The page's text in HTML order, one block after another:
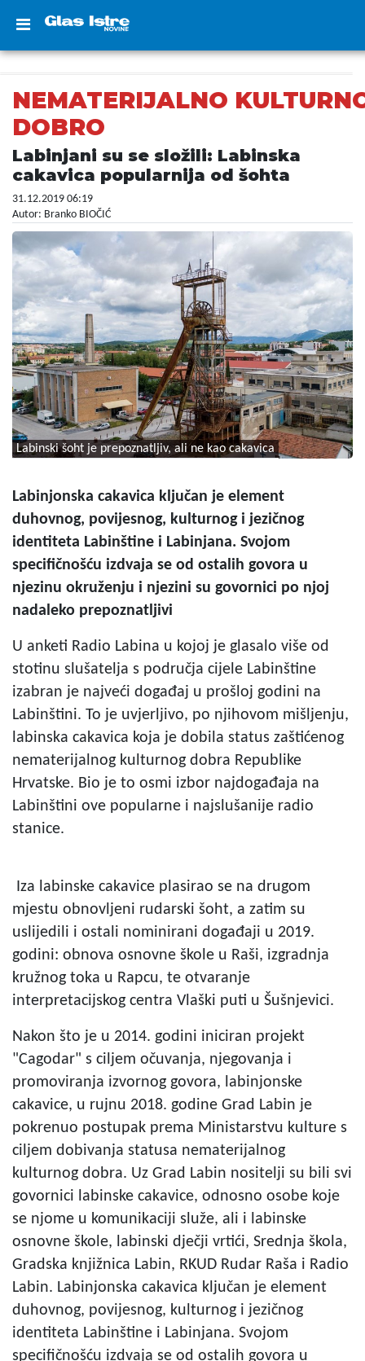
NEMATERIJALNO
DOBRO
Labinjani su se složili: Labinska
cakavica popularnija od šohta
31.12.2019 06:19
Autor: Branko BIOČIĆ
Labinski šoht je prepoznatljiv, ali ne kao cakavica
Labinjonska cakavica ključan je element
duhovnog, povijesnog, kulturnog i jezičnog
identiteta Labinštine i Labinjana. Svojom
specifičnošću izdvaja se od ostalih govora u
njezinu okruženju i njezini su govornici po njoj
nadaleko prepoznatljivi
U anketi Radio Labina u kojoj je glasalo više od
stotinu slušatelja s područja cijele Labinštine
izabran je najveći događaj u prošloj godini na
Labinštini. To je uvjerljivo, po njihovom mišljenju,
labinska cakavica koja je dobila status zaštićenog
nematerijalnog kulturnog dobra Republike
Hrvatske. Bio je to osmi izbor najdogađaja na
Labinštini ove popularne i najslušanije radio
stanice.
Iza labinske cakavice plasirao se na drugom
mjestu obnovljeni rudarski šoht, a zatim su
uslijedili i ostali nominirani događaji u 2019.
godini: obnova osnovne škole u Raši, izgradnja
kružnog toka u Rapcu, te otvaranje
interpretacijskog centra Vlaški puti u Šušnjevici.
Nakon što je u 2014. godini iniciran projekt
"Cagodar" s ciljem očuvanja, njegovanja i
promoviranja izvornog govora, labinjonske
cakavice, u rujnu 2018. godine Grad Labin je
pokrenuo postupak prema Ministarstvu kulture s
ciljem dobivanja statusa nematerijalnog
kulturnog dobra. Uz Grad Labin nositelji su bili svi
govornici labinske cakavice, odnosno osobe koje
se njome u komunikaciji služe, ali i labinske
osnovne škole, labinski dječji vrtići, Srednja škola,
Gradska knjižnica Labin, RKUD Rudar Raša i Radio
Labin. Labinjonska cakavica ključan je element
duhovnog, povijesnog, kulturnog i jezičnog
identiteta Labinštine i Labinjana. Svojom
specifičnošću izdvaja se od ostalih govora u